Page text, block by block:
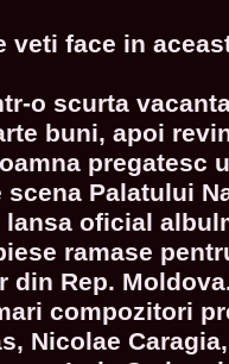
veti face in
o scurta
buni, apoi
pregatesc
scena Palatului
oficial
ramase
din Rep.
compozitori
Nicolae